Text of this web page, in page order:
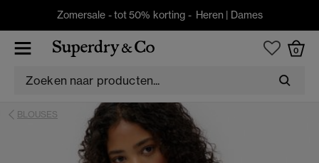
Zomersale - tot 50% korting - Heren | Dames
0
BLOUSES